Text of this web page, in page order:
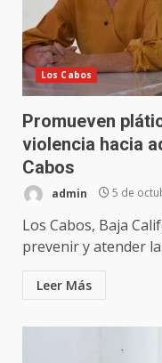
Los Cabos
Promueven
violencia hacia
Cabos
admin 5 de
Los Cabos, Baja
prevenir y atender
Leer Más